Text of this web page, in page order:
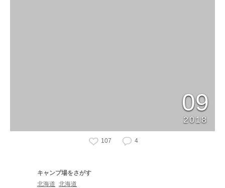
09
2018
107 4
キャンプ場をさがす
北海道 北海道